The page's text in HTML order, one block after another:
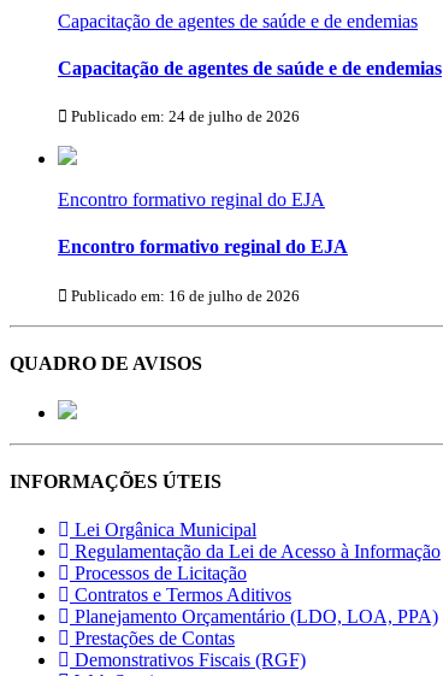
Capacitação de agentes de saúde e de endemias
Capacitação de agentes de saúde e de endemias
Publicado em: 24 de julho de 2026
Encontro formativo reginal do EJA
Encontro formativo reginal do EJA
Publicado em: 16 de julho de 2026
QUADRO DE AVISOS
INFORMAÇÕES ÚTEIS
Lei Orgânica Municipal
Regulamentação da Lei de Acesso à Informação
Processos de Licitação
Contratos e Termos Aditivos
Planejamento Orçamentário (LDO, LOA, PPA)
Prestações de Contas
Demonstrativos Fiscais (RGF)